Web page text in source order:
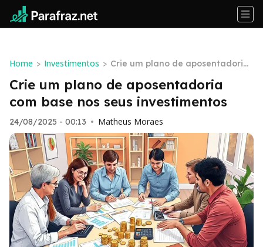
Home > Investimentos > Crie um plano de aposentadoria
com base nos seus investimentos
Crie um plano de aposentadoria
com base nos seus investimentos
24/08/2025 - 00:13 • Matheus Moraes